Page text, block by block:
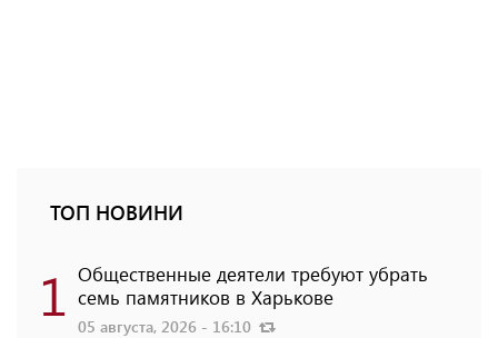
ТОП НОВИНИ
1 Общественные деятели требуют убрать
семь памятников в Харькове
05 августа, 2026 - 16:10